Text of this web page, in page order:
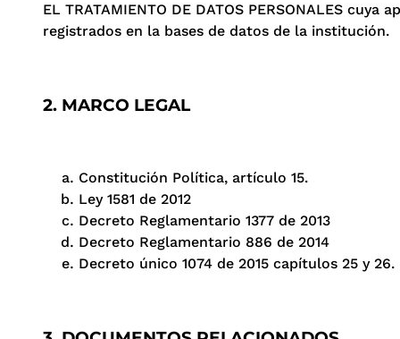
EL TRATAMIENTO DE DATOS PERSONALES
registrados en la bases de datos de la institución.
2. MARCO LEGAL
Constitución Política, artículo 15.
Ley 1581 de 2012
Decreto Reglamentario 1377 de 2013
Decreto Reglamentario 886 de 2014
Decreto único 1074 de 2015 capítulos 25 y 26.